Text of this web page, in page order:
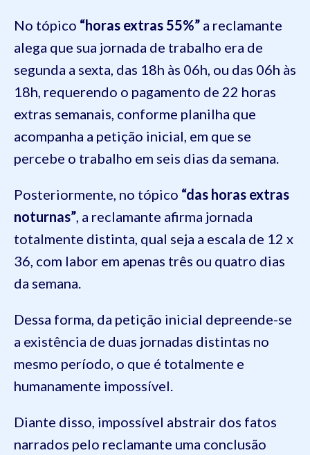
No tópico “horas extras 55%” a reclamante
alega que sua jornada de trabalho era de
segunda a sexta, das 18h às 06h, ou das 06h às
18h, requerendo o pagamento de 22 horas
extras semanais, conforme planilha que
acompanha a petição inicial, em que se
percebe o trabalho em seis dias da semana.
Posteriormente, no tópico “das horas extras
noturnas” , a reclamante afirma jornada
totalmente distinta, qual seja a escala de 12 x
36, com labor em apenas três ou quatro dias
da semana.
Dessa forma, da petição inicial depreende-se
a existência de duas jornadas distintas no
mesmo período, o que é totalmente e
humanamente impossível.
Diante disso, impossível abstrair dos fatos
narrados pelo reclamante uma conclusão